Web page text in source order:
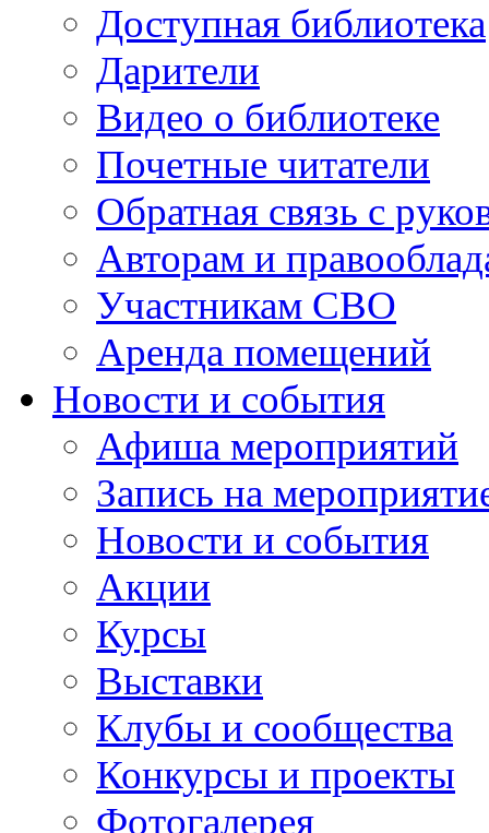
Доступная библиотека
Дарители
Видео о библиотеке
Почетные читатели
Обратная связь с
Авторам и
Участникам СВО
Аренда помещений
Новости и события
Афиша мероприятий
Запись на
Новости и события
Акции
Курсы
Выставки
Клубы и сообщества
Конкурсы и проекты
Фотогалерея